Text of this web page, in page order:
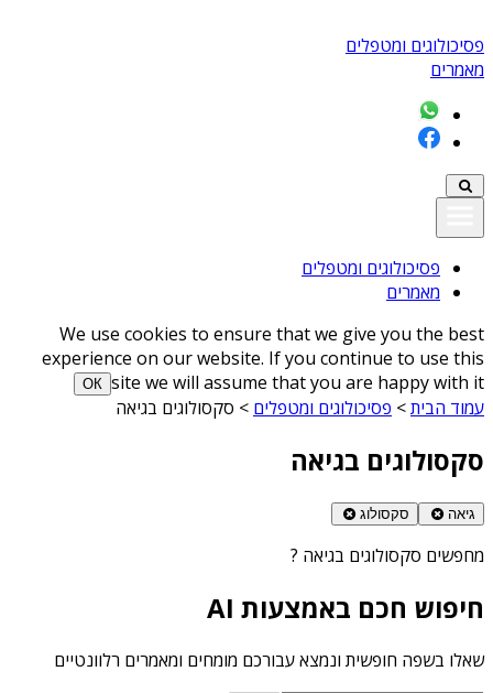
פסיכולוגים ומטפלים
מאמרים
פסיכולוגים ומטפלים
מאמרים
We use cookies to ensure that we give you the best
experience on our website. If you continue to use this
site we will assume that you are happy with it
ОК
עמוד הבית> פסיכולוגים ומטפלים > סקסולוגים בגיאה
סקסולוגים בגיאה
גיאה סקסולוג
מחפשים סקסולוגים בגיאה ?
חיפוש חכם באמצעות AI
שאלו בשפה חופשית ונמצא עבורכם מומחים ומאמרים רלוונטיים